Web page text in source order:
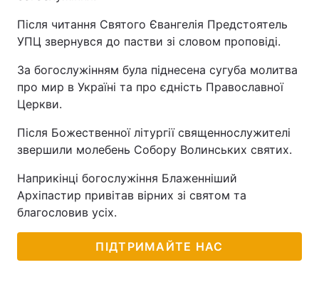
Після читання Святого Євангелія Предстоятель
УПЦ звернувся до пастви зі словом проповіді.
За богослужінням була піднесена сугуба молитва
про мир в Україні та про єдність Православної
Церкви.
Після Божественної літургії священнослужителі
звершили молебень Собору Волинських святих.
Наприкінці богослужіння Блаженніший
Архіпастир привітав вірних зі святом та
благословив усіх.
ПІДТРИМАЙТЕ НАС